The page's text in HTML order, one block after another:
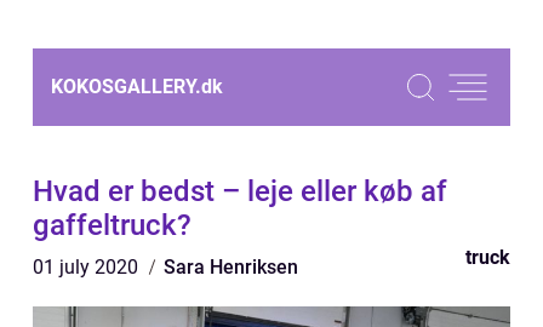
KOKOSGALLERY.dk
Hvad er bedst – leje eller køb af
gaffeltruck?
01 july 2020 Sara Henriksen truck